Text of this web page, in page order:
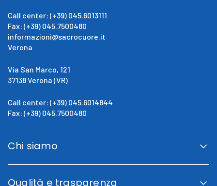
Call center: (+39) 045.6013111
Fax: (+39) 045.7500480
informazioni@sacrocuore.it
Verona
Via San Marco, 121
37138 Verona (VR)
Call center: (+39) 045.6014844
Fax: (+39) 045.7500480
Chi siamo
San Giovanni Calabria
La direzione
Qualità e trasparenza